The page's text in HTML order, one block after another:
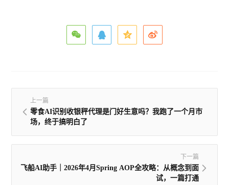
上一篇
零食AI识别收银秤代理是门好生意吗？我跑了一个月市
场，终于搞明白了
下一篇
飞船AI助手｜2026年4月Spring AOP全攻略：从概念到面
试，一篇打通